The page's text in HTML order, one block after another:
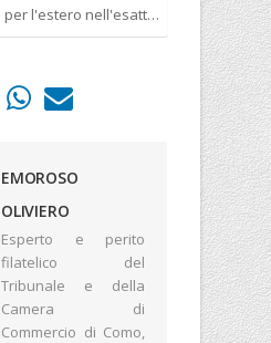
19.5.1921 Stampe per l'estero nell'esatta tariffa per la Danimarca cent. 15
EMOROSO
OLIVIERO
Esperto e perito
filatelico del
Tribunale e della
Camera di
Commercio di Como,